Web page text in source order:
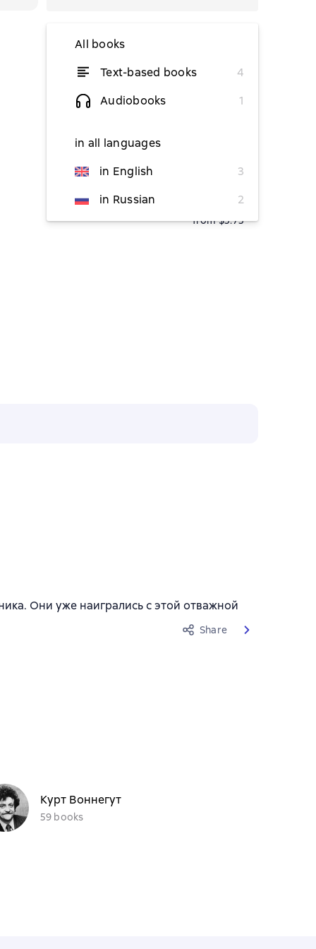
All books
Text-based books
4
Audiobooks
1
in all languages
in English
3
in Russian
2
from $6.17
from $5.75
Они уже наигрались с этой отважной
Share
Курт Воннегут
59 books